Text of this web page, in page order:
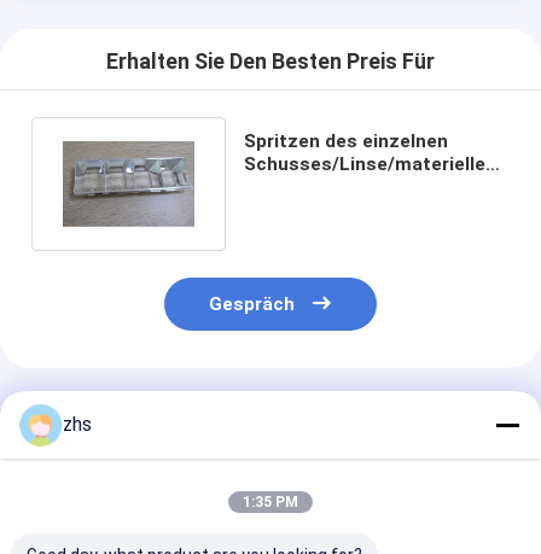
Erhalten Sie Den Besten Preis Für
Spritzen des einzelnen
Schusses/Linse/materielle
Gespräch
Empfohlene Produkte
zhs
1:35 PM